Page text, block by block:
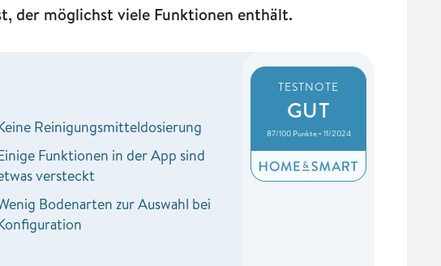
der möglichst viele Funktionen enthält.
Reinigungsmitteldosierung
Funktionen in der App sind
versteckt
Bodenarten zur Auswahl bei
TESTNOTE
GUT
87/100 Punkte • 11/2024